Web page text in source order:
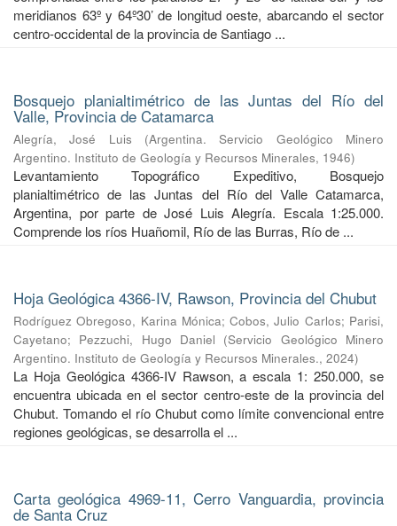
meridianos 63º y 64º30’ de longitud oeste, abarcando el sector
centro-occidental de la provincia de Santiago ...
Bosquejo planialtimétrico de las Juntas del Río del
Valle, Provincia de Catamarca
Alegría, José Luis (Argentina. Servicio Geológico Minero
Argentino. Instituto de Geología y Recursos Minerales, 1946)
Levantamiento Topográfico Expeditivo, Bosquejo
planialtimétrico de las Juntas del Río del Valle Catamarca,
Argentina, por parte de José Luis Alegría. Escala 1:25.000.
Comprende los ríos Huañomil, Río de las Burras, Río de ...
Hoja Geológica 4366-IV, Rawson, Provincia del Chubut
Rodríguez Obregoso, Karina Mónica;Cobos, Julio Carlos; Parisi,
Cayetano; Pezzuchi, Hugo Daniel (Servicio Geológico Minero
Argentino. Instituto de Geología y Recursos Minerales., 2024)
La Hoja Geológica 4366-IV Rawson, a escala 1: 250.000, se
encuentra ubicada en el sector centro-este de la provincia del
Chubut. Tomando el río Chubut como límite convencional entre
regiones geológicas, se desarrolla el ...
Carta geológica 4969-11, Cerro Vanguardia, provincia
de Santa Cruz